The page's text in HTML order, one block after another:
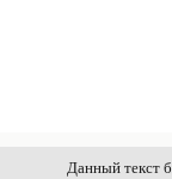
Данный текст